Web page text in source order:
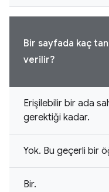
Bir sayfada kaç
verilir?
Erişilebilir bir ada
gerektiği kadar.
Yok. Bu geçerli bir
Bir.